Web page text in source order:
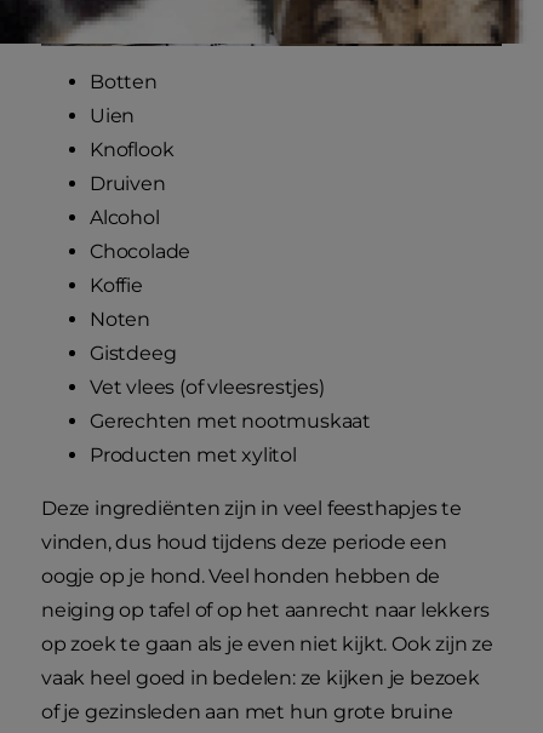
Botten
Uien
Knoflook
Druiven
Alcohol
Chocolade
Koffie
Noten
Gistdeeg
Vet vlees (of vleesrestjes)
Gerechten met nootmuskaat
Producten met xylitol
Deze ingrediënten zijn in veel feesthapjes te
vinden, dus houd tijdens deze periode een
oogje op je hond. Veel honden hebben de
neiging op tafel of op het aanrecht naar lekkers
op zoek te gaan als je even niet kijkt. Ook zijn ze
vaak heel goed in bedelen: ze kijken je bezoek
of je gezinsleden aan met hun grote bruine